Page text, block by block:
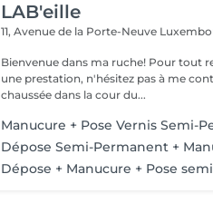
LAB'eille
11, Avenue de la Porte-Neuve
Bienvenue dans ma ruche! Pour tout
une prestation, n'hésitez pas à me contacter Institut
chaussée dans la cour du...
Manucure + Pose Vernis Semi-
Dépose Semi-Permanent +
Dépose + Manucure + Pose